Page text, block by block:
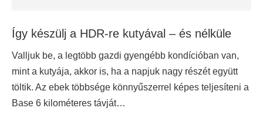
Így készülj a HDR-re kutyával – és nélküle
Valljuk be, a legtöbb gazdi gyengébb kondícióban van,
mint a kutyája, akkor is, ha a napjuk nagy részét együtt
töltik. Az ebek többsége könnyűszerrel képes teljesíteni a
Base 6 kilométeres távját…